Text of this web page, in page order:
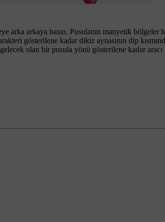
arka arkaya basın. Pusulanın manyetik bölgeler
gösterilene kadar dikiz aynasının dip
olan bir pusula yönü gösterilene kadar